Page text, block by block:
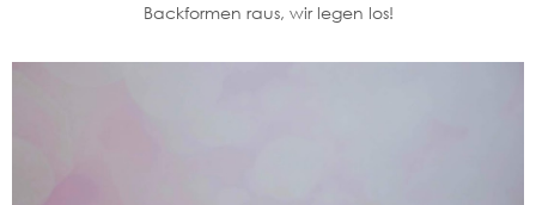
Backformen raus, wir legen los!